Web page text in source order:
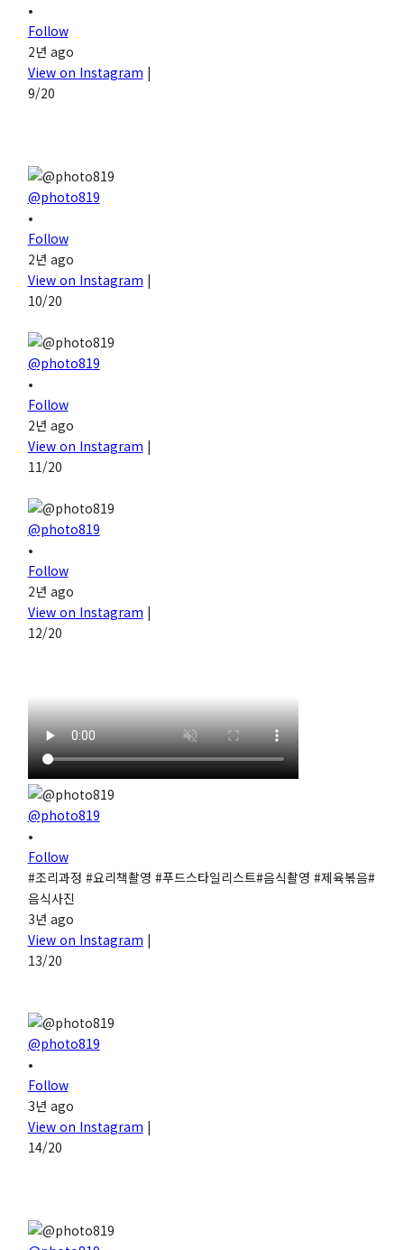
•
Follow
2년 ago
View on Instagram |
9/20
@photo819
•
Follow
2년 ago
View on Instagram |
10/20
@photo819
•
Follow
2년 ago
View on Instagram |
11/20
@photo819
•
Follow
2년 ago
View on Instagram |
12/20
@photo819
•
Follow
#조리과정 #요리책촬영 #푸드스타일리스트#음식촬영 #제육볶음#
음식사진
3년 ago
View on Instagram |
13/20
@photo819
•
Follow
3년 ago
View on Instagram |
14/20